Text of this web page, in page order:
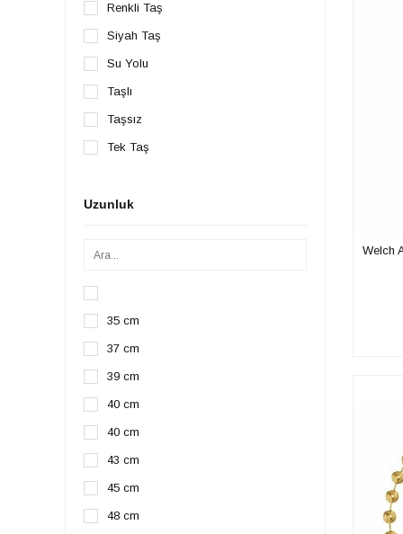
Renkli Taş
Siyah Taş
Su Yolu
Taşlı
Taşsız
Tek Taş
Uzunluk
35 cm
37 cm
39 cm
40 cm
40 cm
43 cm
45 cm
48 cm
Welch